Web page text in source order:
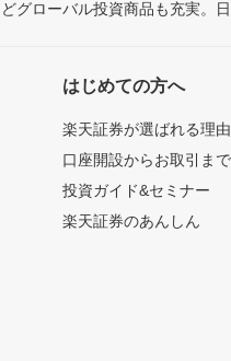
グローバル投資商品も充実。
はじめての方へ
楽天証券が選ばれる理由
口座開設からお取引ま
投資ガイド&セミナー
楽天証券のあんしん